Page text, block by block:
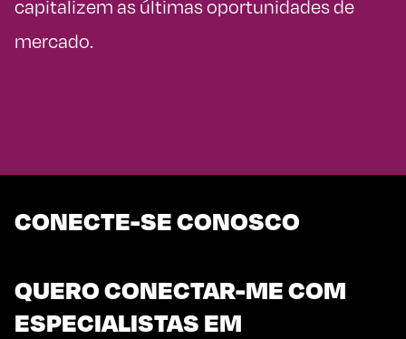
capitalizem as últimas oportunidades de
mercado.
CONECTE-SE CONOSCO
QUERO CONECTAR-ME COM
ESPECIALISTAS EM